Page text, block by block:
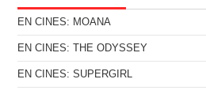
EN CINES: MOANA
EN CINES: THE ODYSSEY
EN CINES: SUPERGIRL